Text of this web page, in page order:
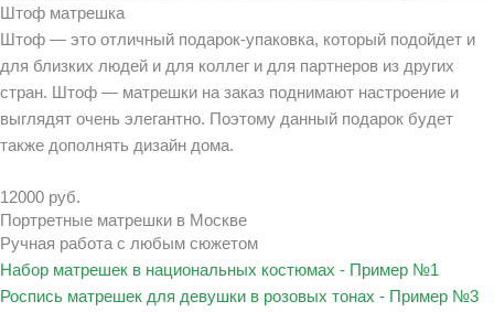
Штоф матрешка
Штоф — это отличный подарок-упаковка, который подойдет и
для близких людей и для коллег и для партнеров из других
стран. Штоф — матрешки на заказ поднимают настроение и
выглядят очень элегантно. Поэтому данный подарок будет
также дополнять дизайн дома.
12000 руб.
Портретные матрешки в Москве
Ручная работа с любым сюжетом
Набор матрешек в национальных костюмах - Пример №1
Роспись матрешек для девушки в розовых тонах - Пример №3